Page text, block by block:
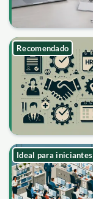
Recomendado
Ideal para iniciantes